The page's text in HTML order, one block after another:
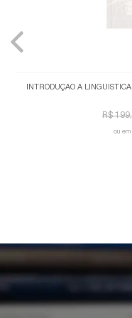
INTRODUÇÃO À
R$